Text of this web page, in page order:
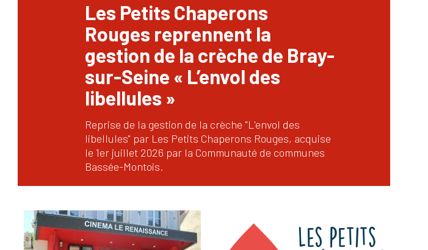
Les Petits Chaperons
Rouges reprennent la
gestion de la crèche de Bray-
sur-Seine « L’envol des
libellules »
Reprise de la gestion de la crèche "L'envol des
libellules" par Les Petits Chaperons Rouges, acquise
le 1er juillet 2026 par la Communauté de communes
Bassée-Montois.